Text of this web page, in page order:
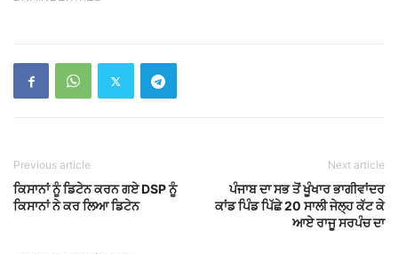
Previous article
ਕਿਸਾਨਾਂ ਨੂੰ ਡਿਟੇਨ ਕਰਨ ਗਏ DSP ਨੂੰ
ਕਿਸਾਨਾਂ ਨੇ ਕਰ ਲਿਆ ਡਿਟੇਨ
Next article
ਪੰਜਾਬ ਦਾ ਸਭ ਤੋਂ ਖੂੰਖਾਰ ਭਾਗੀਵਾਂਦਰ
ਕਾਂਡ ਪਿੰਡ ਪਿੱਛੇ 20 ਸਾਲੀ ਜੇਲ੍ਹ ਕੱਟ ਕੇ
ਆਏ ਰਾਜੂ ਸਰਪੰਚ ਦਾ